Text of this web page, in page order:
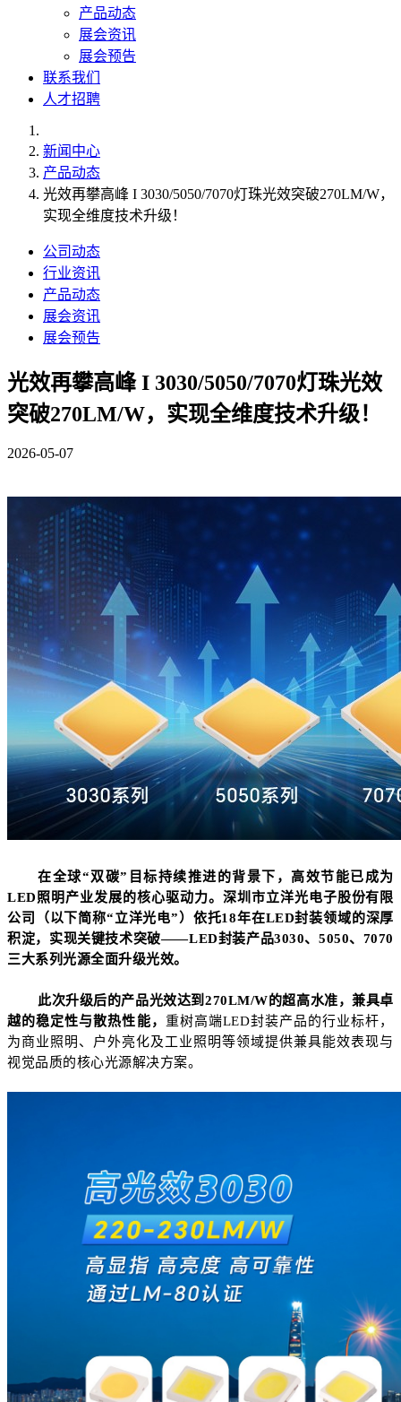
产品动态
展会资讯
展会预告
联系我们
人才招聘
新闻中心
产品动态
光效再攀高峰 I 3030/5050/7070灯珠光效突破270LM/W，
实现全维度技术升级！
公司动态
行业资讯
产品动态
展会资讯
展会预告
光效再攀高峰 I 3030/5050/7070灯珠光效
突破270LM/W，实现全维度技术升级！
2026-05-07
在全球“双碳”目标持续推进的背景下，高效节能已成为
LED照明产业发展的核心驱动力。深圳市立洋光电子股份有限
公司（以下简称“立洋光电”）依托18年在LED封装领域的深厚
积淀，实现关键技术突破——LED封装产品3030、5050、7070
三大系列光源全面升级光效。
此次升级后的产品光效达到 270LM/W的超高水准，兼具卓
越的稳定性与散热性能， 重树高端LED封装产品的行业标杆，
为商业照明、户外亮化及工业照明等领域提供兼具能效表现与
视觉品质的核心光源解决方案。